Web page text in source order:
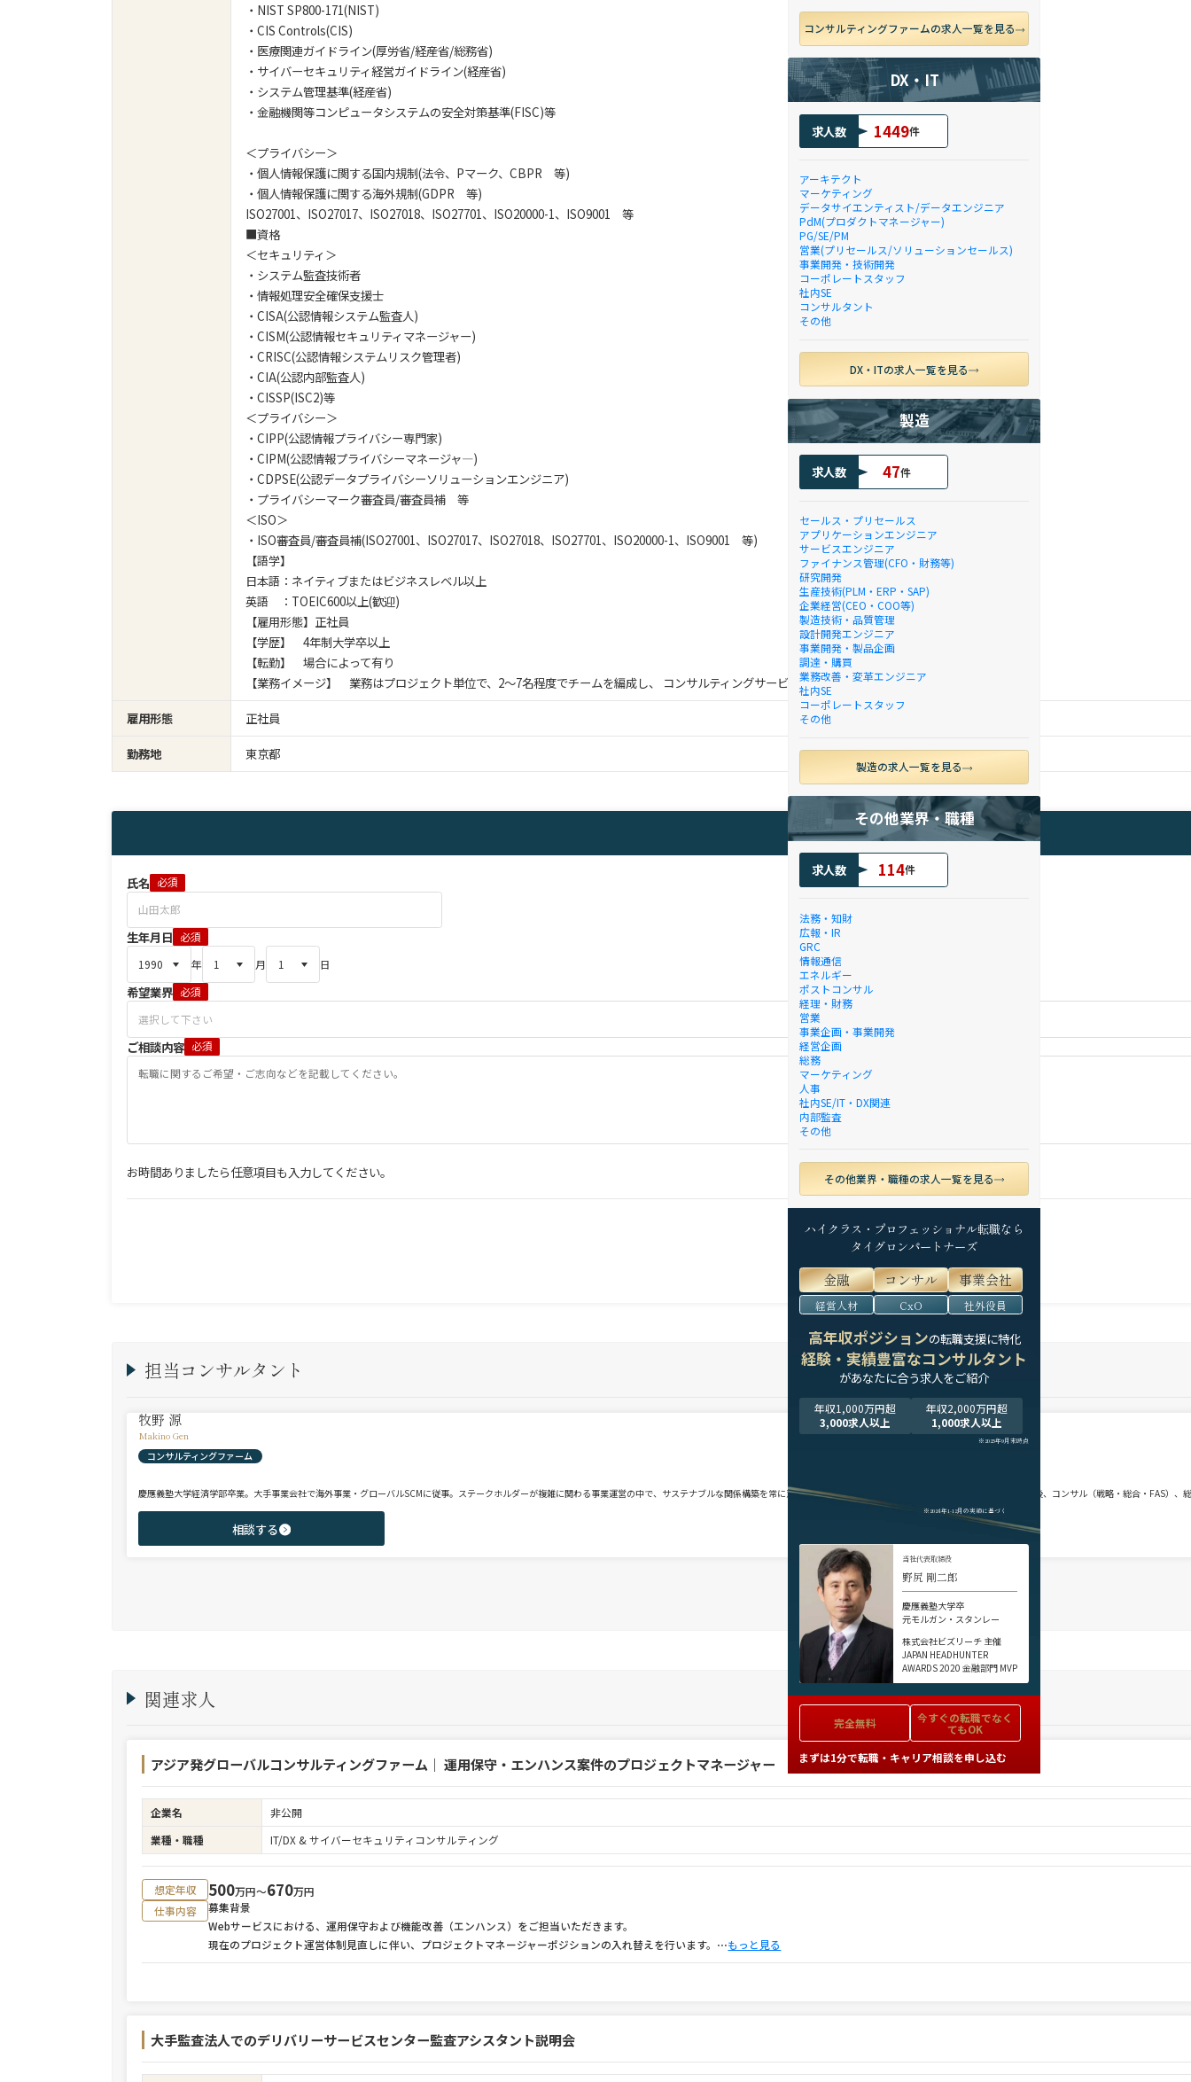
・NIST SP800-171(NIST)
・CIS Controls(CIS)
・医療関連ガイドライン(厚労省/経産省/総務省)
・サイバーセキュリティ経営ガイドライン(経産省)
・システム管理基準(経産省)
・金融機関等コンピュータシステムの安全対策基準(FISC)等
＜プライバシー＞
・個人情報保護に関する国内規制(法令、Pマーク、CBPR 等)
・個人情報保護に関する海外規制(GDPR 等)
ISO27001、ISO27017、ISO27018、ISO27701、ISO20000-1、ISO9001 等
■資格
＜セキュリティ＞
・システム監査技術者
・情報処理安全確保支援士
・CISA(公認情報システム監査人)
・CISM(公認情報セキュリティマネージャー)
・CRISC(公認情報システムリスク管理者)
・CIA(公認内部監査人)
・CISSP(ISC2)等
＜プライバシー＞
・CIPP(公認情報プライバシー専門家)
・CIPM(公認情報プライバシーマネージャ―)
・CDPSE(公認データプライバシーソリューションエンジニア)
・プライバシーマーク審査員/審査員補 等
＜ISO＞
・ISO審査員/審査員補(ISO27001、ISO27017、ISO27018、ISO27701、ISO20000-1、ISO9001 等)
【語学】
日本語：ネイティブまたはビジネスレベル以上
英語 ：TOEIC600以上(歓迎)
【雇用形態】正社員
【学歴】 4年制大学卒以上
【転勤】 場合によって有り
【業務イメージ】 業務はプロジェクト単位で、2～7名程度でチームを編成し、 コンサルティングサービスを提供します。
雇用形態
正社員
勤務地
東京都
氏名 必須
生年月日 必須
年
月 日
希望業界 必須
ご相談内容 必須
お時間ありましたら任意項目も入力してください。
担当コンサルタント
牧野 源
Makino Gen
コンサルティングファーム
慶應義塾大学経済学部卒業。大手事業会社で海外事業・グローバルSCMに従事。ステークホルダーが複雑に関わる事業運営の中で、サステナブルな関係構築を常に意識しながら意思決定や実務に携わる。ヘッドハンターに転身後、コンサル（戦略・総合・FAS）
相談する
関連求人
アジア発グローバルコンサルティングファーム｜ 運用保守・エンハンス案件のプロジェクトマネージャー
企業名
非公開
業種・職種
IT/DX & サイバーセキュリティコンサルティング
想定年収 500万円〜670万円
仕事内容
募集背景
Webサービスにおける、運用保守および機能改善（エンハンス）をご担当いただきます。
現在のプロジェクト運営体制見直しに伴い、プロジェクトマネージャーポジションの入れ替えを行います。 ⋯もっと見る
大手監査法人でのデリバリーサービスセンター監査アシスタント説明会
コンサルティングファームの求人一覧を見る
DX・IT
求人数 1449件
アーキテクト
マーケティング
データサイエンティスト/データエンジニア
PdM(プロダクトマネージャー)
PG/SE/PM
営業(プリセールス/ソリューションセールス)
事業開発・技術開発
コーポレートスタッフ
社内SE
コンサルタント
その他
DX・ITの求人一覧を見る
製造
求人数 47件
セールス・プリセールス
アプリケーションエンジニア
サービスエンジニア
ファイナンス管理(CFO・財務等)
研究開発
生産技術(PLM・ERP・SAP)
企業経営(CEO・COO等)
製造技術・品質管理
設計開発エンジニア
事業開発・製品企画
調達・購買
業務改善・変革エンジニア
社内SE
コーポレートスタッフ
その他
製造の求人一覧を見る
その他業界・職種
求人数 114件
法務・知財
広報・IR
GRC
情報通信
エネルギー
ポストコンサル
経理・財務
営業
事業企画・事業開発
経営企画
総務
マーケティング
人事
社内SE/IT・DX関連
内部監査
その他
その他業界・職種の求人一覧を見る
ハイクラス・プロフェッショナル転職なら
タイグロンパートナーズ
金融 コンサル 事業会社
経営人材 CxO 社外役員
高年収ポジションの転職支援に特化
経験・実績豊富なコンサルタント
があなたに合う求人をご紹介
年収1,000万円超
3,000求人以上
年収2,000万円超
1,000求人以上
※2025年9月末時点
※2024年1-12月の実績に基づく
当社代表取締役
野尻 剛二郎
慶應義塾大学卒
元モルガン・スタンレー
株式会社ビズリーチ 主催
JAPAN HEADHUNTER
AWARDS 2020 金融部門 MVP
完全無料 今すぐの転職でなく
てもOK
まずは1分で転職・キャリア相談を申し込む